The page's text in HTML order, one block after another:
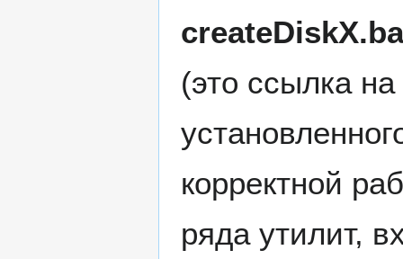
(это ссылка
корректной
ряда утилит,